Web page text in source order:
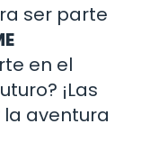
ser parte
en el
¡Las
aventura